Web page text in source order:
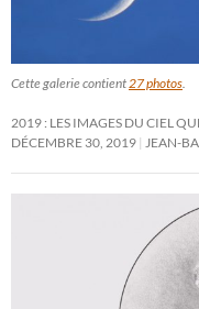
Cette galerie contient 27 photos
2019 : LES IMAGES DU CIEL
DÉCEMBRE 30, 2019
JEAN-